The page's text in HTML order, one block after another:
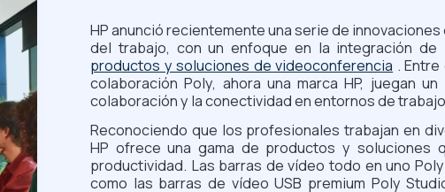
HP anunció recientemente una serie de
del trabajo, con un enfoque en la integración
productos y soluciones de videoconferencia .Entre
colaboración Poly, ahora una marca HP, juegan
colaboración y la conectividad en entornos de
Reconociendo que los profesionales trabajan en
HP ofrece una gama de productos y soluciones
productividad. Las barras de vídeo todo en uno
como las barras de vídeo USB premium Poly